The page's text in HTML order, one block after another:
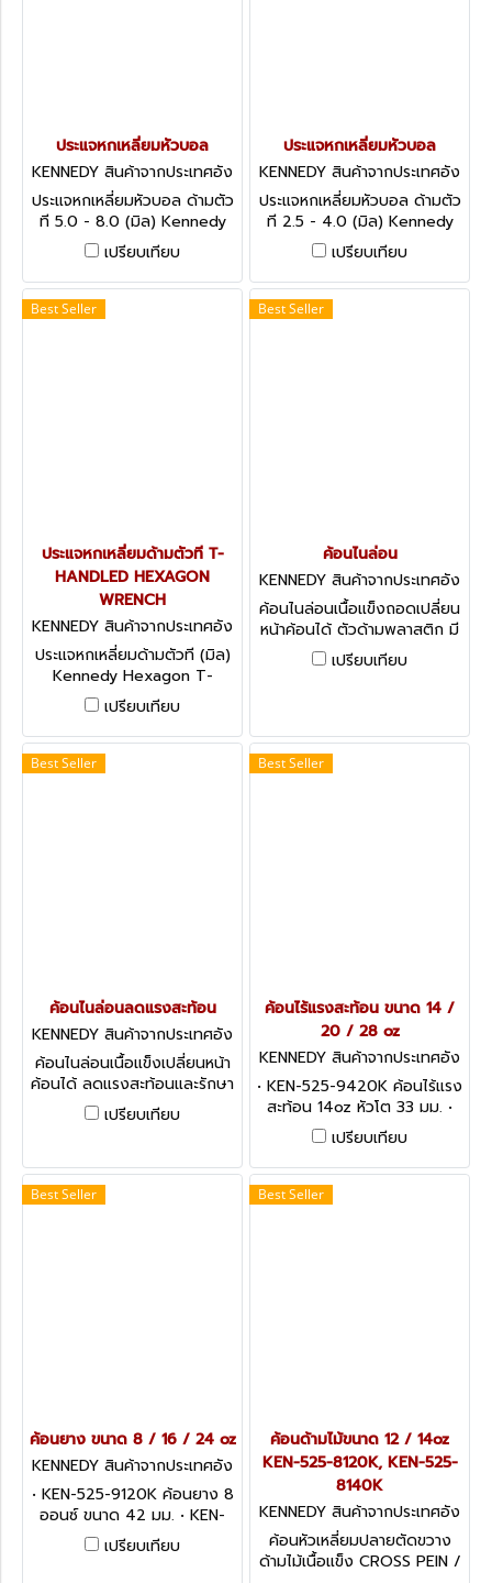
ประแจหกเหลี่ยมหัวบอล
KENNEDY สินค้าจากประเทศอัง
กฤษ KEN-602-6100K
ประแจหกเหลี่ยมหัวบอล ด้ามตัว
ที 5.0 - 8.0 (มิล) Kennedy
Hexagon T-Handle Ball
Drivers - Metric
เปรียบเทียบ
ประแจหกเหลี่ยมหัวบอล
KENNEDY สินค้าจากประเทศอัง
กฤษ KEN-602-6050K
ประแจหกเหลี่ยมหัวบอล ด้ามตัว
ที 2.5 - 4.0 (มิล) Kennedy
Hexagon T-Handle Ball
Drivers - Metric
เปรียบเทียบ
Best Seller
ประแจหกเหลี่ยมด้ามตัวที T-
HANDLED HEXAGON
WRENCH
KENNEDY สินค้าจากประเทศอัง
กฤษ KEN-601-6030K
ประแจหกเหลี่ยมด้ามตัวที (มิล)
Kennedy Hexagon T-
Handle Wrenches - Metric
เปรียบเทียบ
Best Seller
ค้อนไนล่อน
KENNEDY สินค้าจากประเทศอัง
กฤษ-1
ค้อนไนล่อนเนื้อแข็งถอดเปลี่ยน
หน้าค้อนได้ ตัวด้ามพลาสติก มี
ขนาดให้เลือกตั้งแต่ 32 - 50
มม. Nylon Faced Hammers
เปรียบเทียบ
Best Seller
ค้อนไนล่อนลดแรงสะท้อน
KENNEDY สินค้าจากประเทศอัง
กฤษ KEN-527-2080K
ค้อนไนล่อนเนื้อแข็งเปลี่ยนหน้า
ค้อนได้ ลดแรงสะท้อนและรักษา
ผิวชิ้นงาน มีขนาดให้เลือกตั้งแต่
32 - 50 มม. Nylon Faced
เปรียบเทียบ
Best Seller
ค้อนไร้แรงสะท้อน ขนาด 14 /
20 / 28 oz
KENNEDY สินค้าจากประเทศอัง
กฤษ KEN-525-9420K
• KEN-525-9420K ค้อนไร้แรง
สะท้อน 14oz หัวโต 33 มม. •
KEN-525-9440K ค้อนไร้แรง
สะท้อน 20oz หัวโต 43 มม. •
KEN-525-9460K ค้อนไร้แรง
สะท้อน 28oz หัวโต 48 มม.
POLYURETHANE
เปรียบเทียบ
Best Seller
ค้อนยาง ขนาด 8 / 16 / 24 oz
KENNEDY สินค้าจากประเทศอัง
กฤษ KEN-525-9120K
• KEN-525-9120K ค้อนยาง 8
ออนซ์ ขนาด 42 มม. • KEN-
525-9160K ค้อนยาง 16 ออนซ์
ขนาด 55 มม. • KEN-525-
เปรียบเทียบ
Best Seller
ค้อนด้ามไม้ขนาด 12 / 14oz
KEN-525-8120K, KEN-525-
8140K
KENNEDY สินค้าจากประเทศอัง
กฤษ KEN-525-8140K
ค้อนหัวเหลี่ยมปลายตัดขวาง
ด้ามไม้เนื้อแข็ง CROSS PEIN /